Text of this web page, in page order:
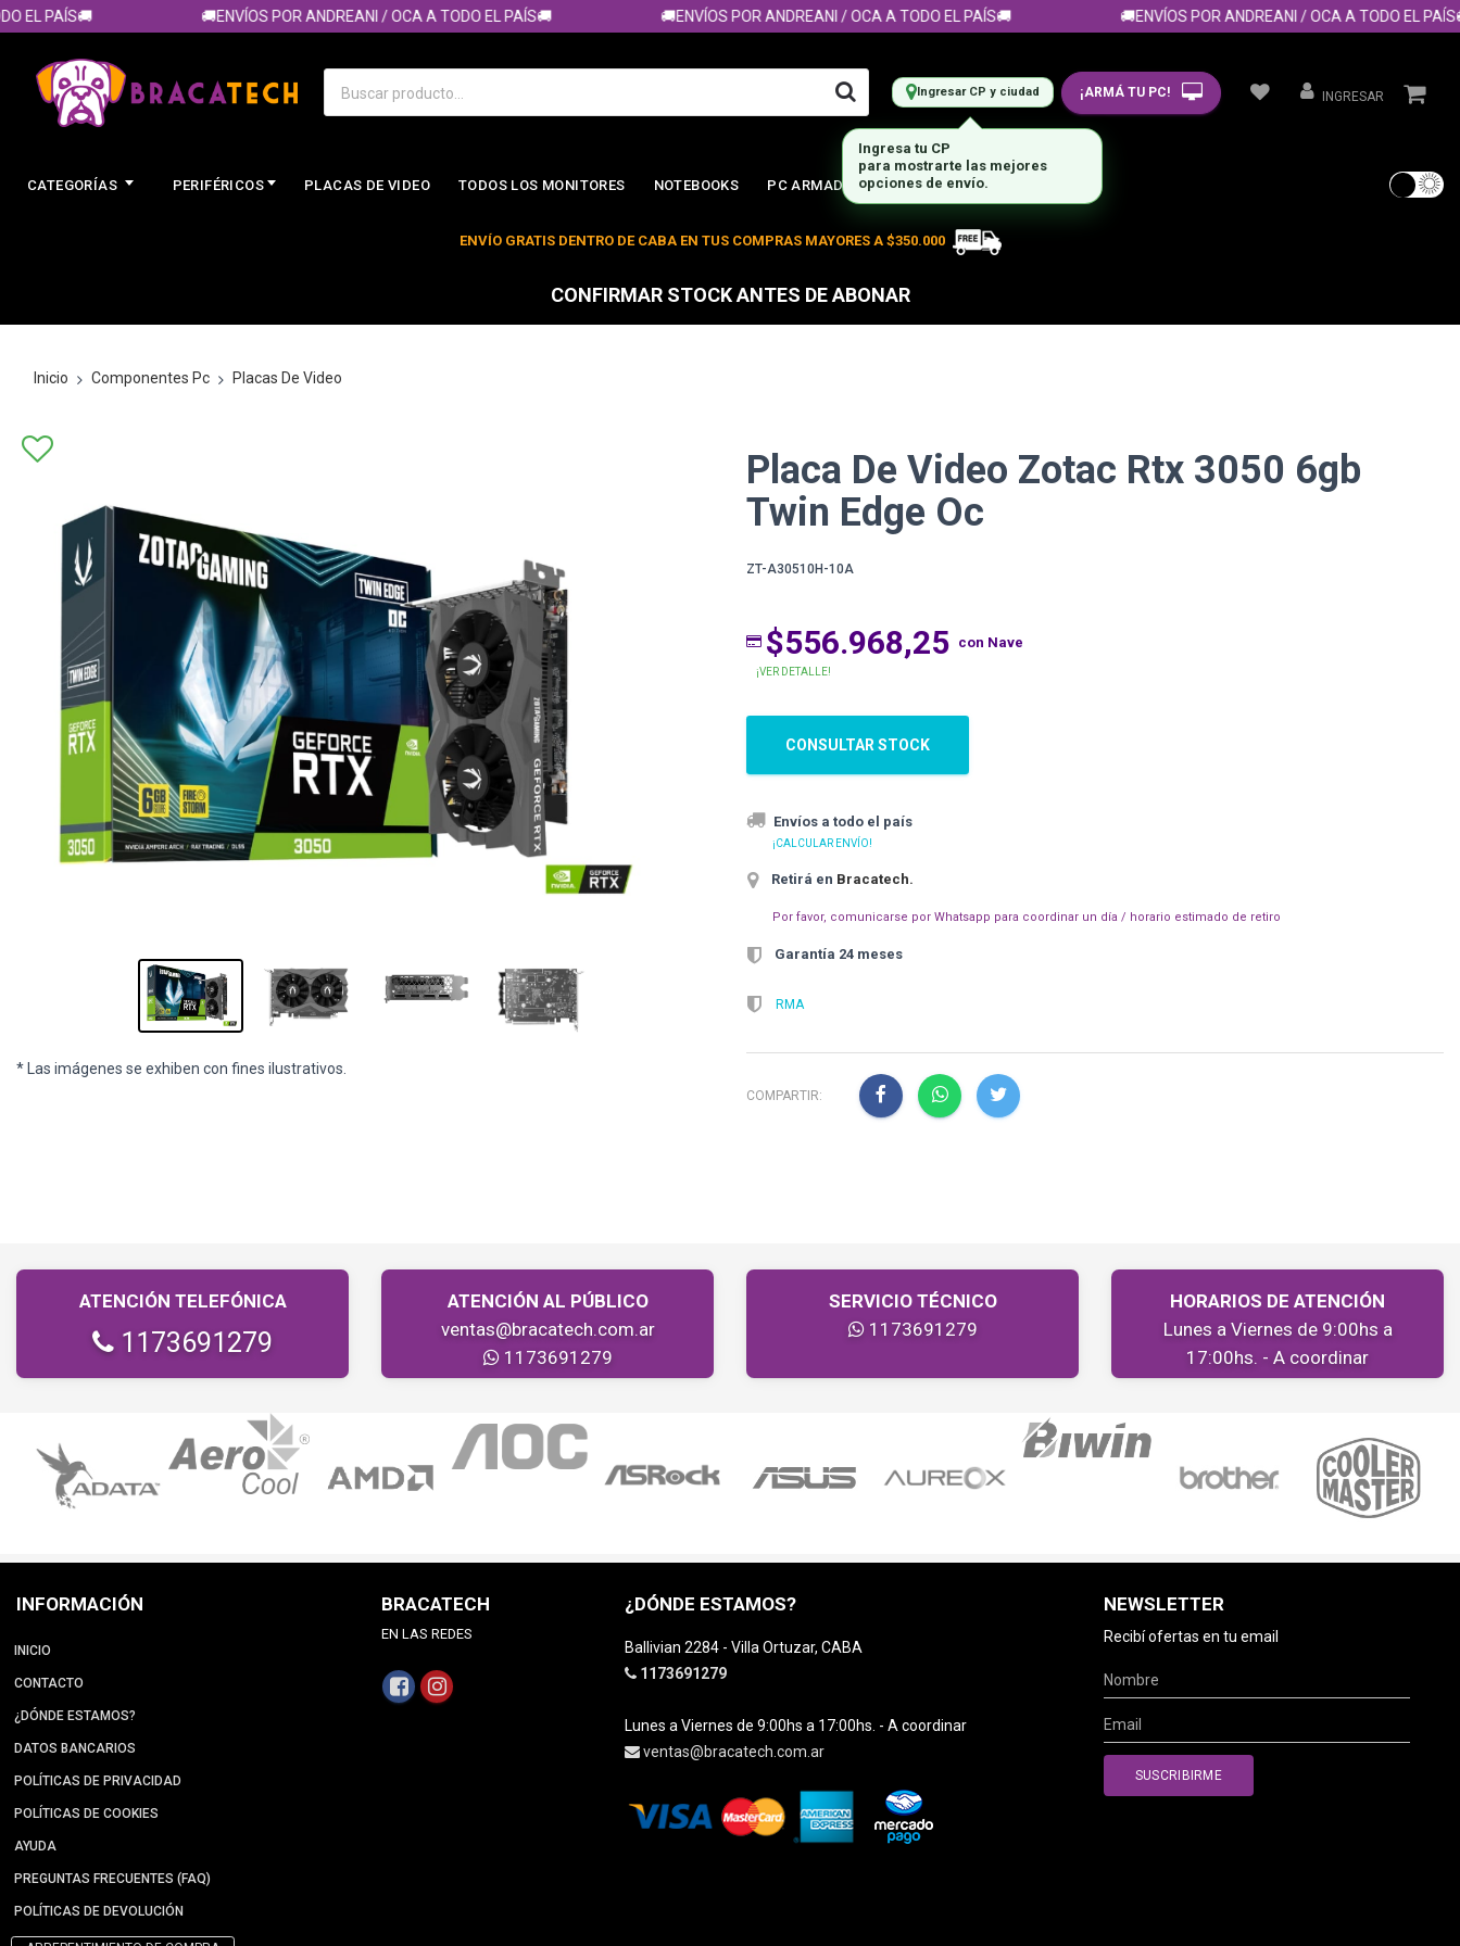
PAÍS🚚 🚚ENVÍOS POR ANDREANI / OCA A TODO EL PAÍS🚚 🚚ENVÍOS POR ANDREANI / OCA A TODO EL PAÍS🚚 🚚ENVÍOS POR ANDREANI / OCA A TODO EL PAÍS🚚
Ingresar CP y ciudad ¡ARMÁ TU PC! INGRESAR
CATEGORÍAS PERIFÉRICOS PLACAS DE VIDEO TODOS LOS MONITORES NOTEBOOKS PC ARMADA
ENVÍO GRATIS DENTRO DE CABA EN TUS COMPRAS MAYORES A $350.000
CONFIRMAR STOCK ANTES DE ABONAR
Inicio Componentes Pc Placas De Video
* Las imágenes se exhiben con fines ilustrativos.
Placa De Video Zotac Rtx 3050 6gb
Twin Edge Oc
ZT-A30510H-10A
$556.968,25 con Nave
¡VER DETALLE!
CONSULTAR STOCK
Envíos a todo el país
¡CALCULAR ENVÍO!
Retirá en Bracatech.
Por favor, comunicarse por Whatsapp para coordinar un día / horario estimado de retiro
Garantía 24 meses
RMA
COMPARTIR:
ATENCIÓN TELEFÓNICA
1173691279
ATENCIÓN AL PÚBLICO
ventas@bracatech.com.ar
1173691279
SERVICIO TÉCNICO
1173691279
HORARIOS DE ATENCIÓN
Lunes a Viernes de 9:00hs a
17:00hs. - A coordinar
INFORMACIÓN
INICIO
CONTACTO
¿DÓNDE ESTAMOS?
DATOS BANCARIOS
POLÍTICAS DE PRIVACIDAD
POLÍTICAS DE COOKIES
AYUDA
PREGUNTAS FRECUENTES (FAQ)
POLÍTICAS DE DEVOLUCIÓN
BRACATECH
EN LAS REDES
¿DÓNDE ESTAMOS?
Ballivian 2284 - Villa Ortuzar, CABA
1173691279
Lunes a Viernes de 9:00hs a 17:00hs. - A coordinar
ventas@bracatech.com.ar
NEWSLETTER
Recibí ofertas en tu email
Ingresa tu CP
para mostrarte las mejores
opciones de envío.